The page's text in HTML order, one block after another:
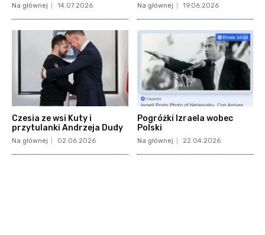
Na głównej 14.07.2026 Na głównej 19.06.2026
Czesia ze wsi Kuty i
przytulanki Andrzeja Dudy
Na głównej 02.06.2026
Pogróżki Izraela wobec
Polski
Na głównej 22.04.2026